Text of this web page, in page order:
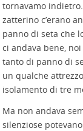
tornavamo
zatterino c’erano
panno di seta che
ci andava bene,
tanto di panno di
un qualche
isolamento di tre
Ma non andava
silenziose